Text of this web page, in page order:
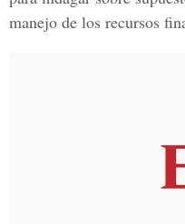
manejo de los recursos